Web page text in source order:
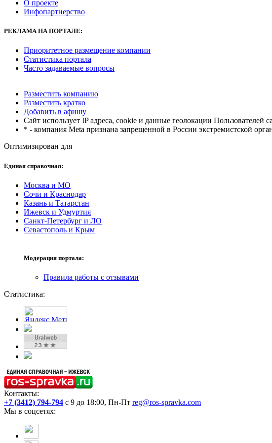
О проекте
Инфопартнерство
РЕКЛАМАНА ПОРТАЛЕ:
Приоритетное размещение компании
Статистика портала
Часто задаваемые вопросы
Разместить компанию
Разместить кратко
Добавить в афишу
Сайт использует IP адреса, cookie и данные геолокации Пользователей
* - компания Meta признана запрещенной в России экстремистской
Оптимизирован для
Единая справочная:
Москва и МО
Сочи и Краснодар
Казань и Татарстан
Ижевск и Удмуртия
Санкт-Петербург и ЛО
Севастополь и Крым
Модерация портала:
Правила работы с отзывами
Статистика:
Контакты:
+7 (3412) 794-794 с 9 до 18:00, Пн-Пт reg@ros-spravka.com
Мы в соцсетях: